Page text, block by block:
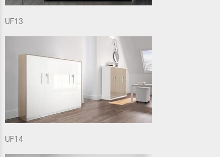
UF13
UF14